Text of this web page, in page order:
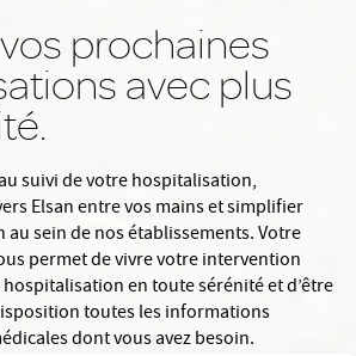
prochaines
avec plus
suivi de votre hospitalisation,
Elsan entre vos mains et simplifier
sein de nos établissements. Votre
permet de vivre votre intervention
en toute sérénité et d’être
toutes les informations
dont vous avez besoin.